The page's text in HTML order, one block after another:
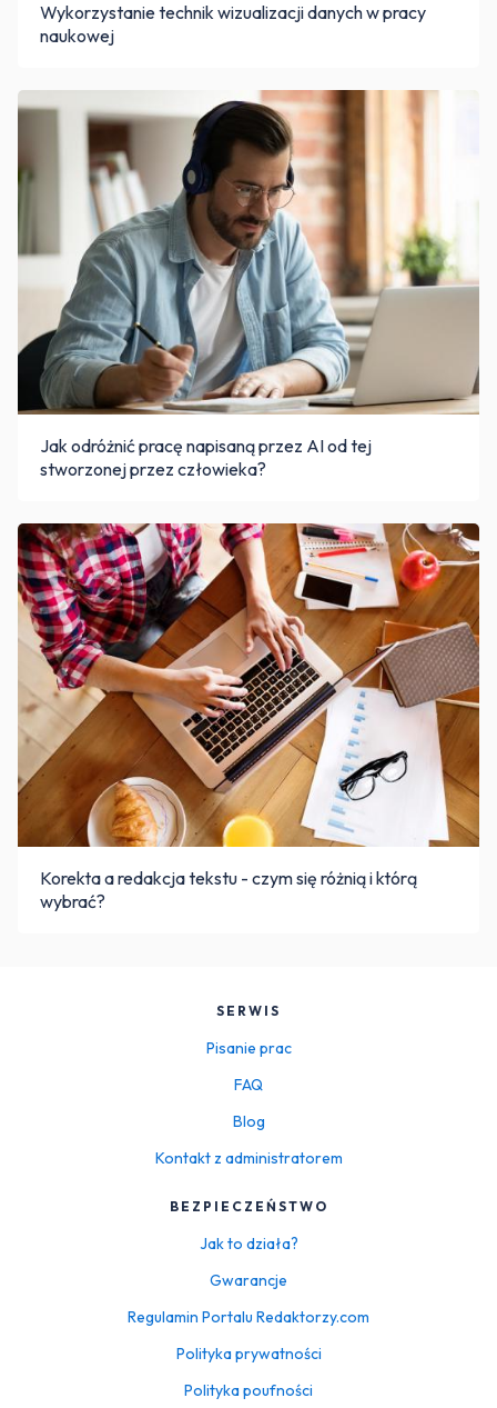
Wykorzystanie technik wizualizacji danych w pracy
naukowej
Jak odróżnić pracę napisaną przez AI od tej
stworzonej przez człowieka?
Korekta a redakcja tekstu - czym się różnią i którą
wybrać?
SERWIS
Pisanie prac
FAQ
Blog
Kontakt z administratorem
BEZPIECZEŃSTWO
Jak to działa?
Gwarancje
Regulamin Portalu Redaktorzy.com
Polityka prywatności
Polityka poufności